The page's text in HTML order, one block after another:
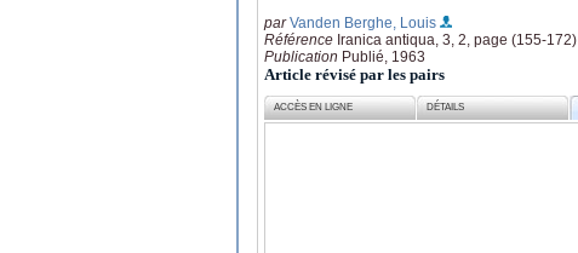
parVanden Berghe, Louis
Référence Iranica antiqua, 3, 2, page (155-172)
Publication Publié, 1963
Article révisé par les pairs
ACCÈS EN LIGNE DÉTAILS